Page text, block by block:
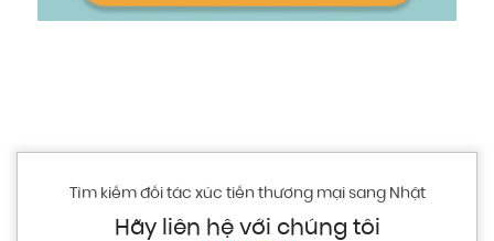
Tìm kiếm đối tác xúc tiến thương mại sang Nhật
Hãy liên hệ với chúng tôi